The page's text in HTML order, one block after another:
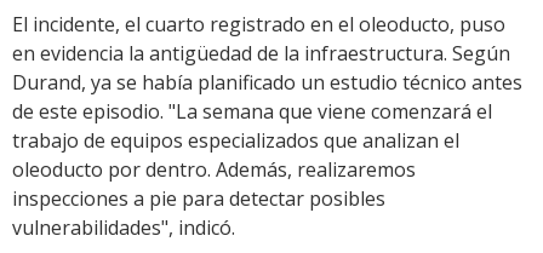
El incidente, el cuarto registrado en el oleoducto, puso
en evidencia la antigüedad de la infraestructura. Según
Durand, ya se había planificado un estudio técnico antes
de este episodio. "La semana que viene comenzará el
trabajo de equipos especializados que analizan el
oleoducto por dentro. Además, realizaremos
inspecciones a pie para detectar posibles
vulnerabilidades", indicó.